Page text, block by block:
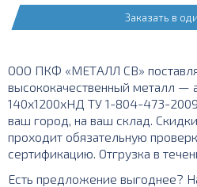
Заказать в
ООО ПКФ «МЕТАЛЛ СВ»
высококачественный металл —
140х1200хНД ТУ 1-804-473-
ваш город, на ваш склад.
проходит обязательную
сертификацию. Отгрузка в
Есть предложение выгоднее?